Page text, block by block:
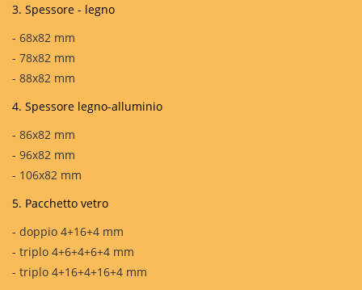
3. Spessore - legno
- 68x82 mm
- 78x82 mm
- 88x82 mm
4. Spessore legno-alluminio
- 86x82 mm
- 96x82 mm
- 106x82 mm
5. Pacchetto vetro
- doppio 4+16+4 mm
- triplo 4+6+4+6+4 mm
- triplo 4+16+4+16+4 mm